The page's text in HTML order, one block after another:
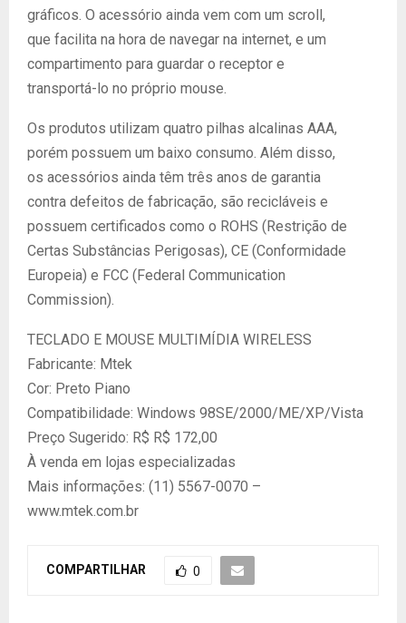
gráficos. O acessório ainda vem com um scroll,
que facilita na hora de navegar na internet, e um
compartimento para guardar o receptor e
transportá-lo no próprio mouse.
Os produtos utilizam quatro pilhas alcalinas AAA,
porém possuem um baixo consumo. Além disso,
os acessórios ainda têm três anos de garantia
contra defeitos de fabricação, são recicláveis e
possuem certificados como o ROHS (Restrição de
Certas Substâncias Perigosas), CE (Conformidade
Europeia) e FCC (Federal Communication
Commission).
TECLADO E MOUSE MULTIMÍDIA WIRELESS
Fabricante: Mtek
Cor: Preto Piano
Compatibilidade: Windows 98SE/2000/ME/XP/Vista
Preço Sugerido: R$ R$ 172,00
À venda em lojas especializadas
Mais informações: (11) 5567-0070 –
www.mtek.com.br
COMPARTILHAR 0